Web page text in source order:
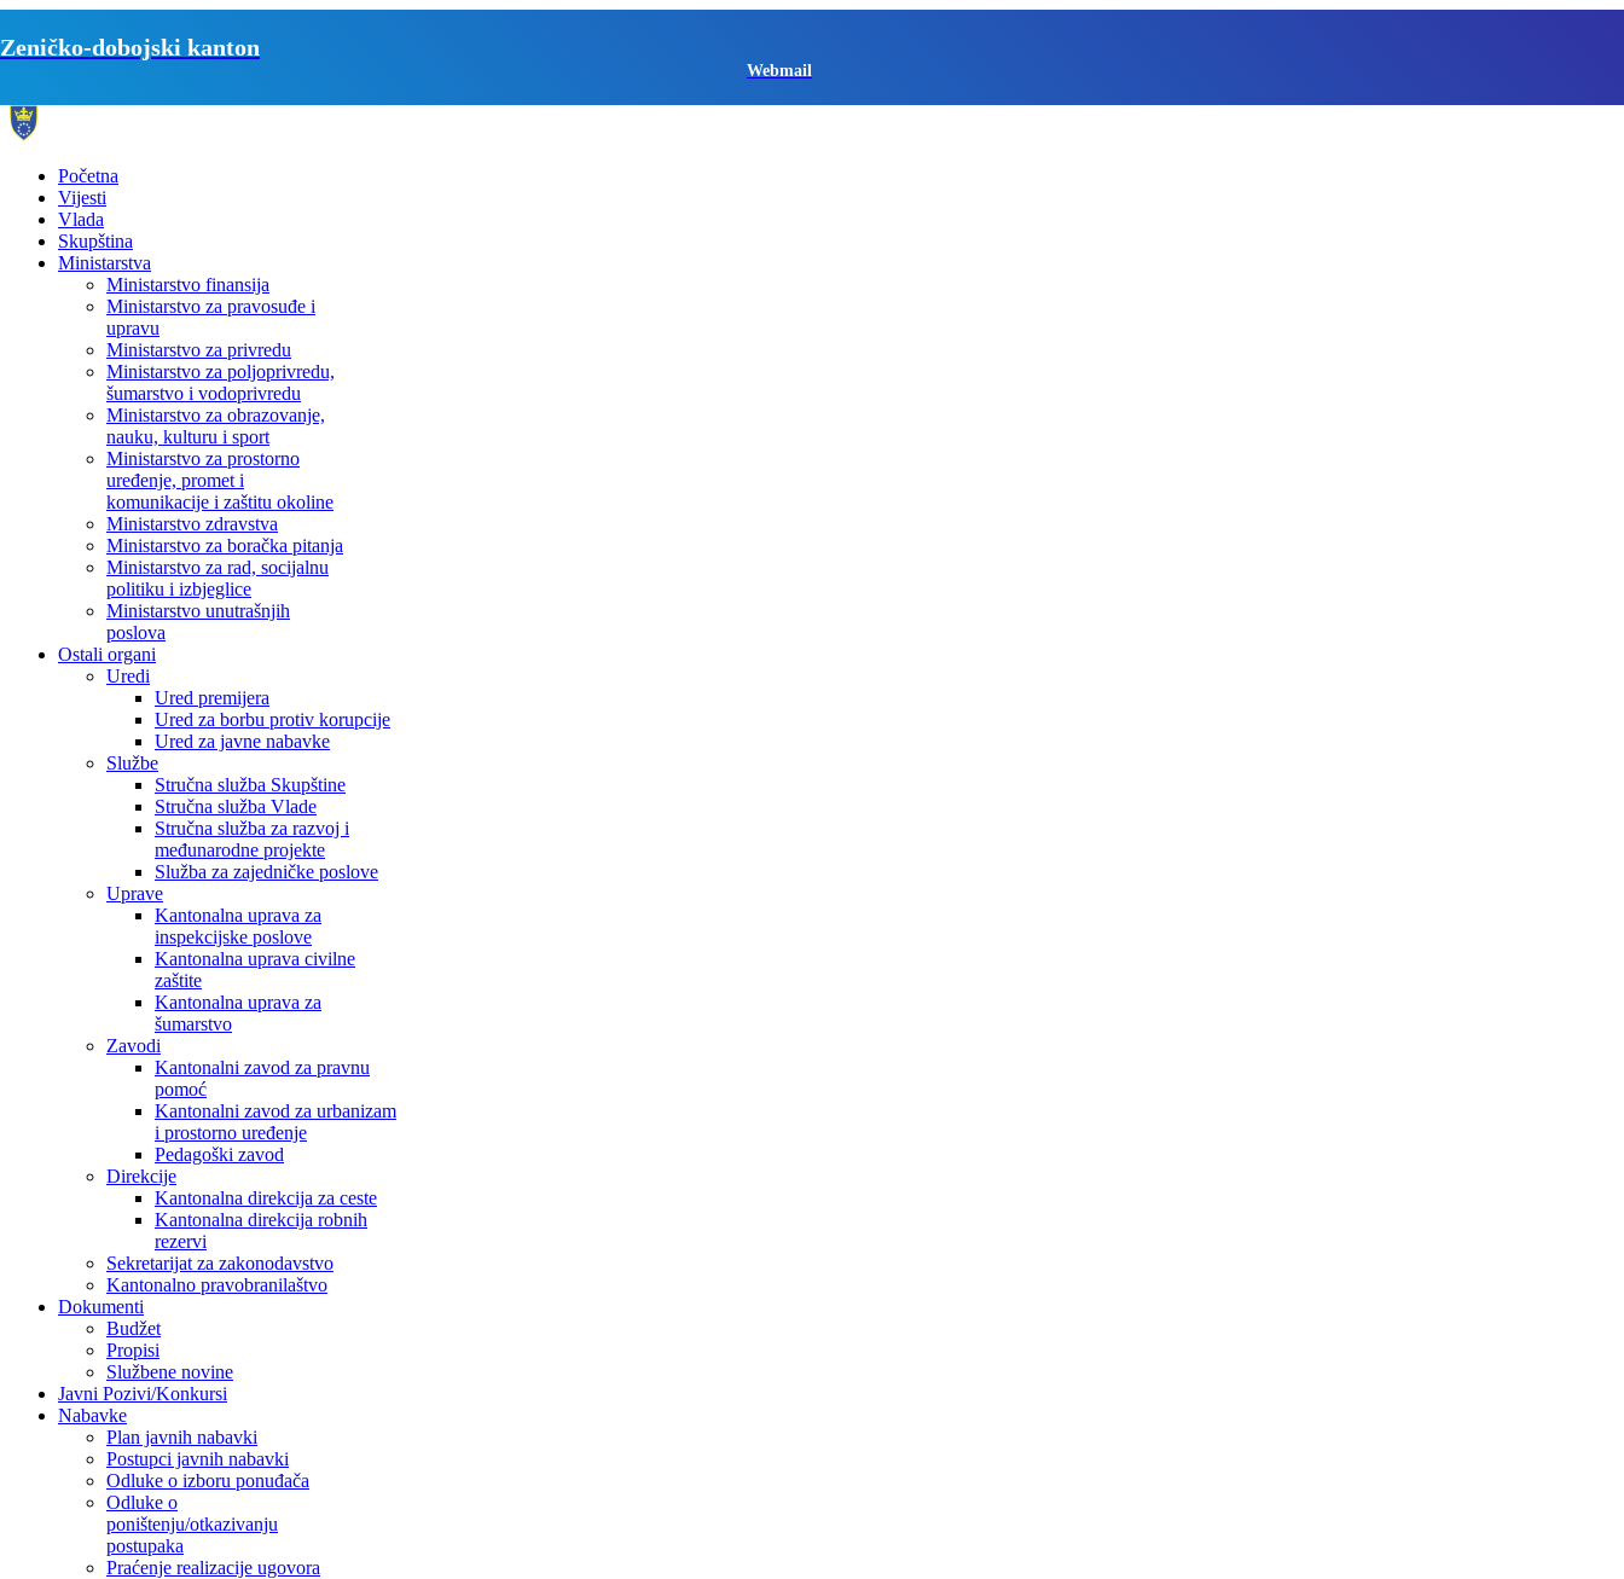
Zeničko-dobojski kanton
Webmail
Početna
Vijesti
Vlada
Skupština
Ministarstva
Ministarstvo finansija
Ministarstvo za pravosuđe i
upravu
Ministarstvo za privredu
Ministarstvo za poljoprivredu,
šumarstvo i vodoprivredu
Ministarstvo za obrazovanje,
nauku, kulturu i sport
Ministarstvo za prostorno
uređenje, promet i
komunikacije i zaštitu okoline
Ministarstvo zdravstva
Ministarstvo za boračka pitanja
Ministarstvo za rad, socijalnu
politiku i izbjeglice
Ministarstvo unutrašnjih
poslova
Ostali organi
Uredi
Ured premijera
Ured za borbu protiv korupcije
Ured za javne nabavke
Službe
Stručna služba Skupštine
Stručna služba Vlade
Stručna služba za razvoj i
međunarodne projekte
Služba za zajedničke poslove
Uprave
Kantonalna uprava za
inspekcijske poslove
Kantonalna uprava civilne
zaštite
Kantonalna uprava za
šumarstvo
Zavodi
Kantonalni zavod za pravnu
pomoć
Kantonalni zavod za urbanizam
i prostorno uređenje
Pedagoški zavod
Direkcije
Kantonalna direkcija za ceste
Kantonalna direkcija robnih
rezervi
Sekretarijat za zakonodavstvo
Kantonalno pravobranilaštvo
Dokumenti
Budžet
Propisi
Službene novine
Javni Pozivi/Konkursi
Nabavke
Plan javnih nabavki
Postupci javnih nabavki
Odluke o izboru ponuđača
Odluke o
poništenju/otkazivanju
postupaka
Praćenje realizacije ugovora